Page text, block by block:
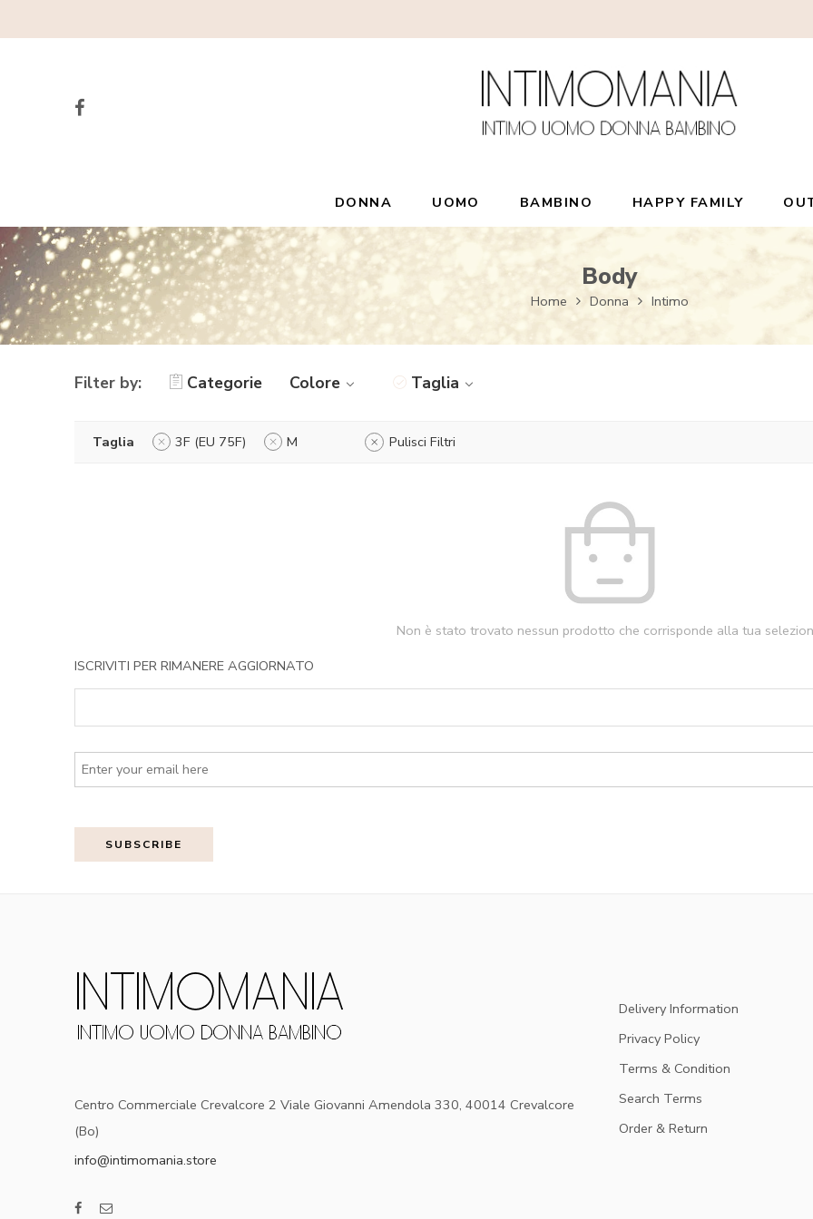
DONNA UOMO BAMBINO HAPPY FAMILY
Body
Home Donna Intimo
Filter by: Categorie Colore Taglia
Taglia 3F (EU 75F) M Pulisci Filtri
Non è stato trovato nessun prodotto che corrisponde alla tua
ISCRIVITI PER RIMANERE AGGIORNATO
Centro Commerciale Crevalcore 2 Viale Giovanni Amendola 330, 40014 Crevalcore
(Bo)
info@intimomania.store
Delivery Information
Privacy Policy
Terms & Condition
Search Terms
Order & Return